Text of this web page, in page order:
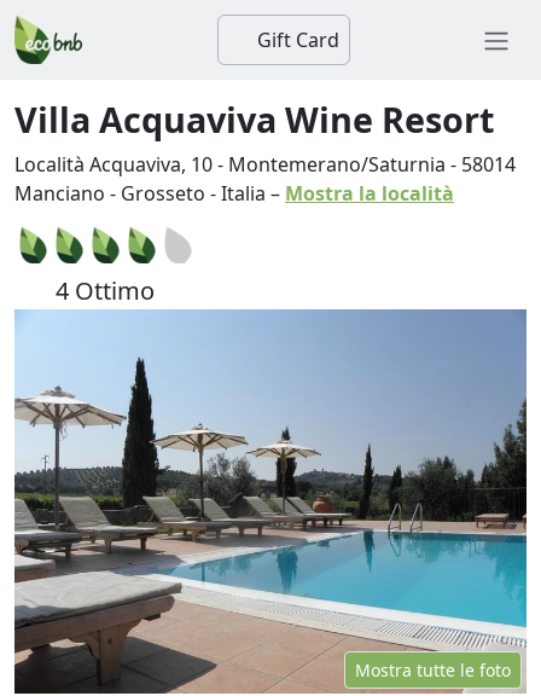
Gift Card
Villa Acquaviva Wine Resort
Località Acquaviva, 10 - Montemerano/Saturnia - 58014
Manciano - Grosseto -Italia – Mostra la località
4 Ottimo
Mostra tutte le foto